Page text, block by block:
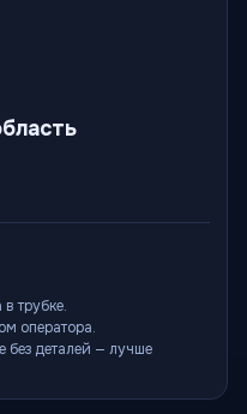
трубке.
оператора.
без деталей — лучше